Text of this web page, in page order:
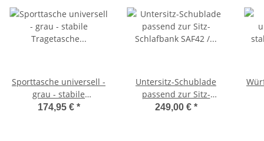
Sporttasche universell -
grau - stabile
Tragetasche für
174,95 € *
Untersitz-Schublade
passend zur Sitz-
Schlafbank SAF42 /
249,00 € *